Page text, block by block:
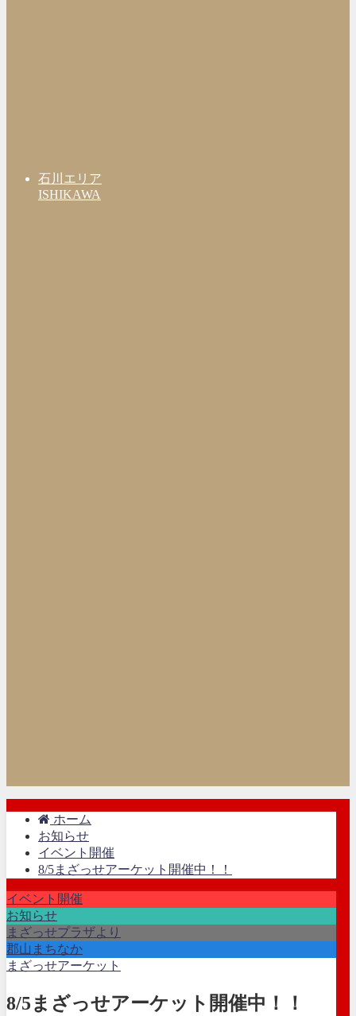
石川エリア
ISHIKAWA
ホーム
お知らせ
イベント開催
8/5まざっせアーケット開催中！！
イベント開催
お知らせ
まざっせプラザより
郡山まちなか
まざっせアーケット
8/5まざっせアーケット開催中！！